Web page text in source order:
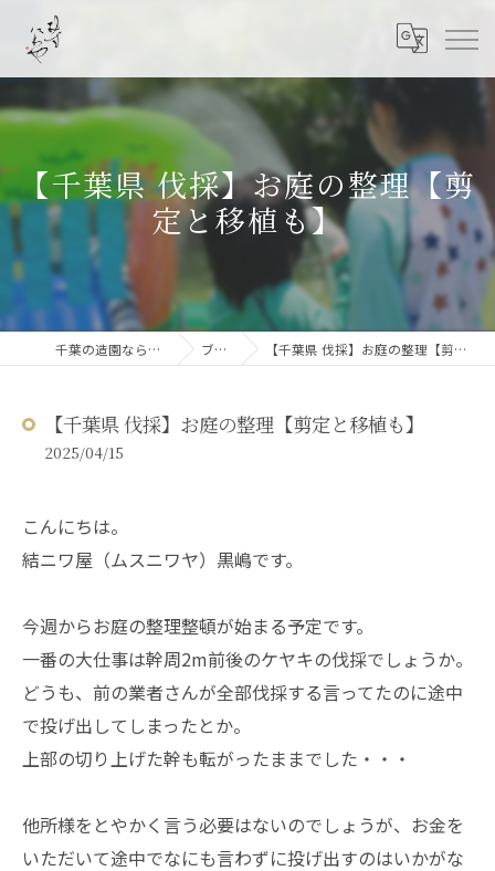
【千葉県 伐採】お庭の整理【剪
定と移植も】
千葉の造園なら結ニワ屋 ブログ 【千葉県 伐採】お庭の整理【剪定と移植も】
【千葉県 伐採】お庭の整理【剪定と移植も】
2025/04/15
こんにちは。
結ニワ屋（ムスニワヤ）黒嶋です。
今週からお庭の整理整頓が始まる予定です。
一番の大仕事は幹周2m前後のケヤキの伐採でしょうか。
どうも、前の業者さんが全部伐採する言ってたのに途中
で投げ出してしまったとか。
上部の切り上げた幹も転がったままでした・・・
他所様をとやかく言う必要はないのでしょうが、お金を
いただいて途中でなにも言わずに投げ出すのはいかがな